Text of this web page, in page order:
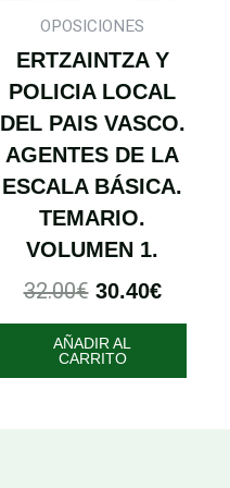
OPOSICIONES
ERTZAINTZA Y
POLICIA LOCAL
DEL PAIS VASCO.
AGENTES DE LA
ESCALA BÁSICA.
TEMARIO.
VOLUMEN 1.
32.00€ 30.40€
AÑADIR AL
CARRITO